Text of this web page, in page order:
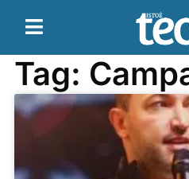
Tag: